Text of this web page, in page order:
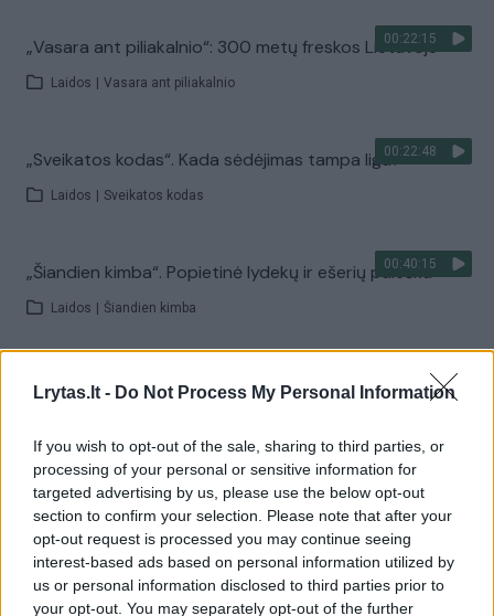
Lrytas.lt - Do Not Process My Personal Information
If you wish to opt-out of the sale, sharing to third parties, or
processing of your personal or sensitive information for
targeted advertising by us, please use the below opt-out
section to confirm your selection. Please note that after your
opt-out request is processed you may continue seeing
interest-based ads based on personal information utilized by
us or personal information disclosed to third parties prior to
your opt-out. You may separately opt-out of the further
00:22:15
„Vasara ant piliakalnio“: 300 metų freskos Lietuvoje
Laidos Vasara ant piliakalnio
00:22:48
„Sveikatos kodas“. Kada sėdėjimas tampa liga?
Laidos Sveikatos kodas
00:40:15
„Šiandien kimba“. Popietinė lydekų ir ešerių paieška
Laidos Šiandien kimba
00:18:11
„Reporteris“ 2026-08-10
Visi įrašai
Žiūrimiausi įrašai